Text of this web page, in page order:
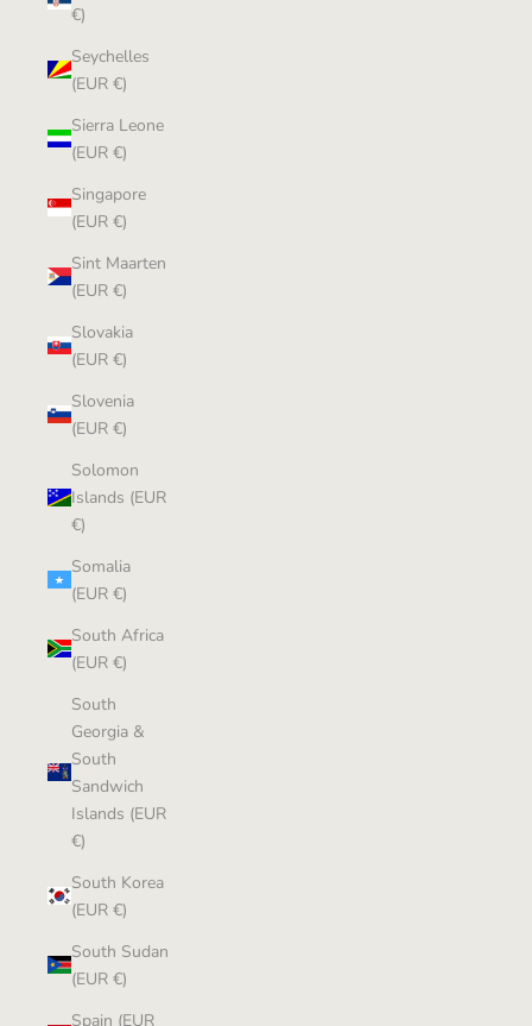
€)
Seychelles
(EUR €)
Sierra Leone
(EUR €)
Singapore
(EUR €)
Sint Maarten
(EUR €)
Slovakia
(EUR €)
Slovenia
(EUR €)
Solomon
Islands (EUR
€)
Somalia
(EUR €)
South Africa
(EUR €)
South
Georgia &
South
Sandwich
Islands (EUR
€)
South Korea
(EUR €)
South Sudan
(EUR €)
Spain (EUR